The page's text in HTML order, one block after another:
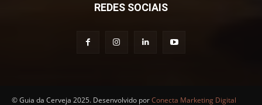
REDES SOCIAIS
© Guia da Cerveja 2025. Desenvolvido porConecta Marketing Digital